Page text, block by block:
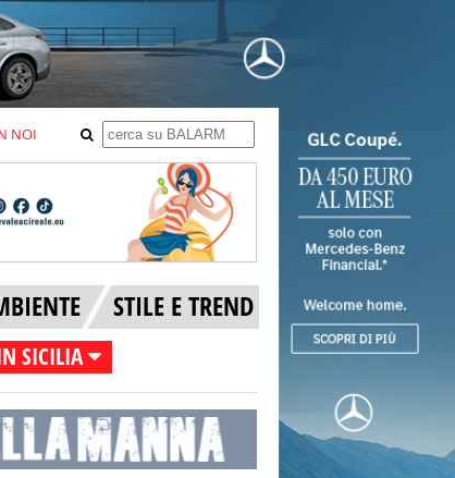
NOI
STILE E TREND
SICILIA